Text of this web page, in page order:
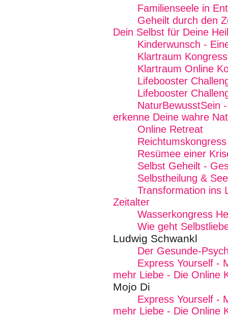
Familienseele in
Geheilt durch den
Dein Selbst für Deine
Kinderwunsch -
Klartraum Kongress
Klartraum Online
Lifebooster
Lifebooster
NaturBewusstSein
erkenne Deine wahre
Online Retreat
Reichtumskongress
Resümee einer
Selbst Geheilt -
Selbstheilung &
Transformation ins
Zeitalter
Wasserkongress
Wie geht
Ludwig Schwankl
Der Gesunde-
Express Yourself -
mehr Liebe - Die Online
Mojo Di
Express Yourself -
mehr Liebe - Die Online